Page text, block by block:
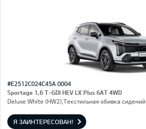
#E2512C024C45A 0004
Sportage 1,6 T-GDI HEV LX Plus 6AT 4WD
Deluxe White (HW2),Текстильная обивка сидений
Я ЗАИНТЕРЕСОВАН!